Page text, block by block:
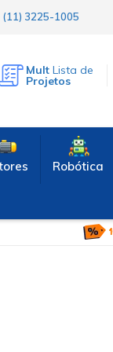
(11) 3225-1005
Mult Lista de
Projetos
Robótica